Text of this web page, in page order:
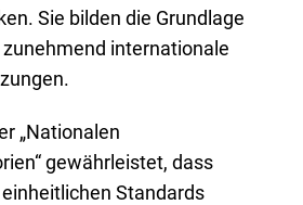
Sie bilden die Grundlage
internationale
„Nationalen
gewährleistet, dass
Standards